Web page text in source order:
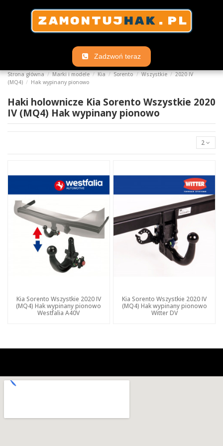
Zadzwoń teraz
Strona główna Marki i modele Kia Sorento Wszystkie
2020 IV
(MQ4)
Hak wypinany pionowo
Haki holownicze Kia Sorento Wszystkie 2020
IV (MQ4) Hak wypinany pionowo
2
Kia Sorento Wszystkie 2020 IV
(MQ4) Hak wypinany pionowo
Westfalia A40V
Kia Sorento Wszystkie 2020 IV
(MQ4) Hak wypinany pionowo
Witter DV